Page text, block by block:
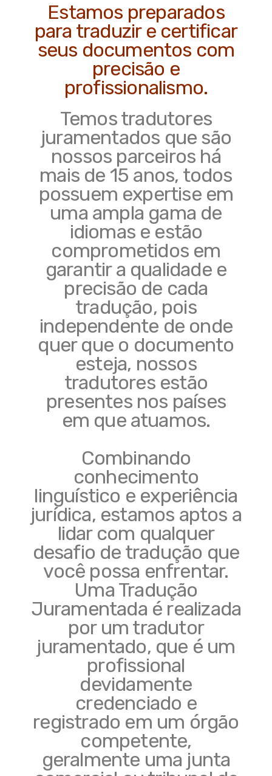
Estamos preparados
para traduzir e certificar
seus documentos com
precisão e
profissionalismo.
Temos tradutores
juramentados que são
nossos parceiros há
mais de 15 anos, todos
possuem expertise em
uma ampla gama de
idiomas e estão
comprometidos em
garantir a qualidade e
precisão de cada
tradução, pois
independente de onde
quer que o documento
esteja, nossos
tradutores estão
presentes nos países
em que atuamos.
Combinando
conhecimento
linguístico e experiência
jurídica, estamos aptos a
lidar com qualquer
desafio de tradução que
você possa enfrentar.
Uma Tradução
Juramentada é realizada
por um tradutor
juramentado, que é um
profissional
devidamente
credenciado e
registrado em um órgão
competente,
geralmente uma junta